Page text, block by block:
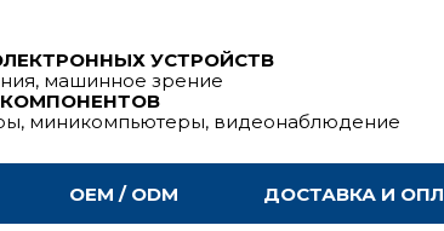
УСТРОЙСТВ
машинное зрение
миникомпьютеры, видеонаблюдение
OEM / ODM ДОСТАВКА И